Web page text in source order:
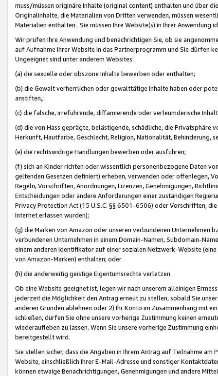
muss/müssen originäre Inhalte (original content) enthalten und über
Originalinhalte, die Materialien von Dritten verwenden, müssen
Materialien enthalten. Sie müssen Ihre Website(s) in Ihrer Anwendung
Wir prüfen Ihre Anwendung und benachrichtigen Sie, ob sie
auf Aufnahme Ihrer Website in das Partnerprogramm und Sie dürfen
Ungeeignet sind unter anderem Websites:
(a) die sexuelle oder obszöne Inhalte bewerben oder enthalten;
(b) die Gewalt verherrlichen oder gewalttätige Inhalte haben oder
anstiften,;
(c) die falsche, irreführende, diffamierende oder verleumderische
(d) die von Hass geprägte, belästigende, schädliche, die Privatsphäre
Herkunft, Hautfarbe, Geschlecht, Religion, Nationalität, Behinderung,
(e) die rechtswidrige Handlungen bewerben oder ausführen;
(f) sich an Kinder richten oder wissentlich personenbezogene Daten
geltenden Gesetzen definiert) erheben, verwenden oder offenlegen,
Regeln, Vorschriften, Anordnungen, Lizenzen, Genehmigungen,
Entscheidungen oder andere Anforderungen einer zuständigen
Privacy Protection Act (15 U.S.C. §§ 6501-6506) oder Vorschriften,
Internet erlassen wurden);
(g) die Marken von Amazon oder unseren verbundenen Unternehmen
verbundenen Unternehmen in einem Domain-Namen, Subdomain-
einem anderen Identifikator auf einer sozialen Netzwerk-Website
von Amazon-Marken) enthalten; oder
(h) die anderweitig geistige Eigentumsrechte verletzen.
Ob eine Website geeignet ist, legen wir nach unserem alleinigen
jederzeit die Möglichkeit den Antrag erneut zu stellen, sobald Sie
anderen Gründen ablehnen oder 2) Ihr Konto im Zusammenhang mit
schließen, dürfen Sie ohne unsere vorherige Zustimmung keinen
wiederaufleben zu lassen. Wenn Sie unsere vorherige Zustimmung
bereitgestellt wird.
Sie stellen sicher, dass die Angaben in Ihrem Antrag auf Teilnahme
Website, einschließlich Ihrer E-Mail-Adresse und sonstiger
können etwaige Benachrichtigungen, Genehmigungen und andere